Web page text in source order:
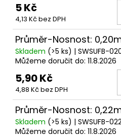
5 Kč
4,13 Kč bez DPH
Průměr-Nosnost:
Skladem (>5 ks) | SWSUFB-
Můžeme doručit do: 11.8.2026
5,90 Kč
4,88 Kč bez DPH
Průměr-Nosnost:
Skladem (>5 ks) | SWSUFB-
Můžeme doručit do: 11.8.2026